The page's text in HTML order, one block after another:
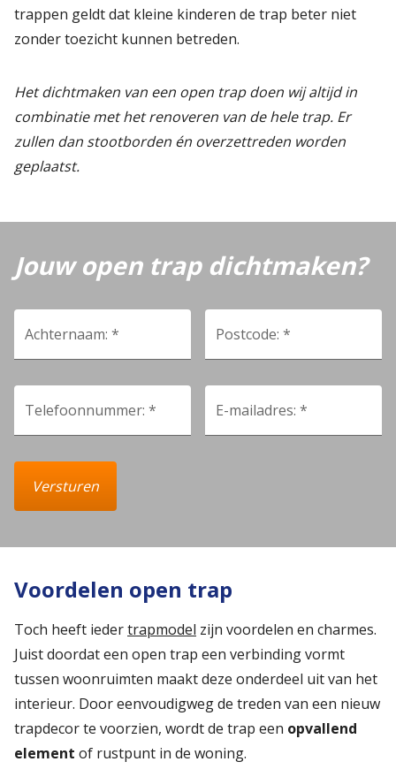
trappen geldt dat kleine kinderen de trap beter niet
zonder toezicht kunnen betreden.
Het dichtmaken van een open trap doen wij altijd in
combinatie met het renoveren van de hele trap. Er
zullen dan stootborden én overzettreden worden
geplaatst.
Jouw open trap dichtmaken?
Achternaam: * Postcode: *
Telefoonnummer: * E-mailadres: *
Versturen
Voordelen open trap
Toch heeft iedertrapmodel zijn voordelen en charmes.
Juist doordat een open trap een verbinding vormt
tussen woonruimten maakt deze onderdeel uit van het
interieur. Door eenvoudigweg de treden van een nieuw
trapdecor te voorzien, wordt de trap een opvallend
element of rustpunt in de woning.